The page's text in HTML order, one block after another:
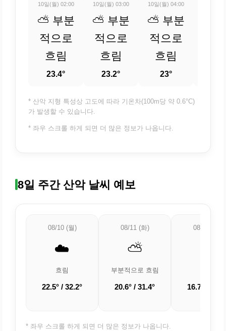
10일(월) 02:00
⛅ 부분
적으로
흐림
23.4°
10일(월) 03:00
⛅ 부분
적으로
흐림
23.2°
10일(월) 04:00
⛅ 부분
적으로
흐림
23°
* 산악 지형 특성상 고도에 따라 기온차(100m당 약 0.6°C)
가 발생할 수 있습니다.
* 좌우 스크롤 하게 되면 더 많은 정보가 나옵니다.
8일 주간 산악 날씨 예보
08/10 (월)
☁️
흐림
22.5° / 32.2°
08/11 (화)
⛅
부분적으로 흐림
20.6° / 31.4°
08/12 (수)
16.7° /
* 좌우 스크롤 하게 되면 더 많은 정보가 나옵니다.